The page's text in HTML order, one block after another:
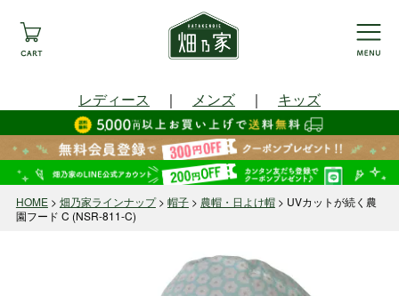
レディース ｜ メンズ ｜ キッズ
HOME 畑乃家ラインナップ 帽子 農帽・日よけ帽
UVカットが続く農
園フード C (NSR-811-C)